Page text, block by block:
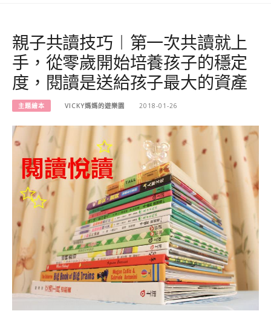
親子共讀技巧︱第一次共讀就上
手，從零歲開始培養孩子的穩定
度，閱讀是送給孩子最大的資產
主題繪本 VICKY媽媽的遊樂園 2018-01-26